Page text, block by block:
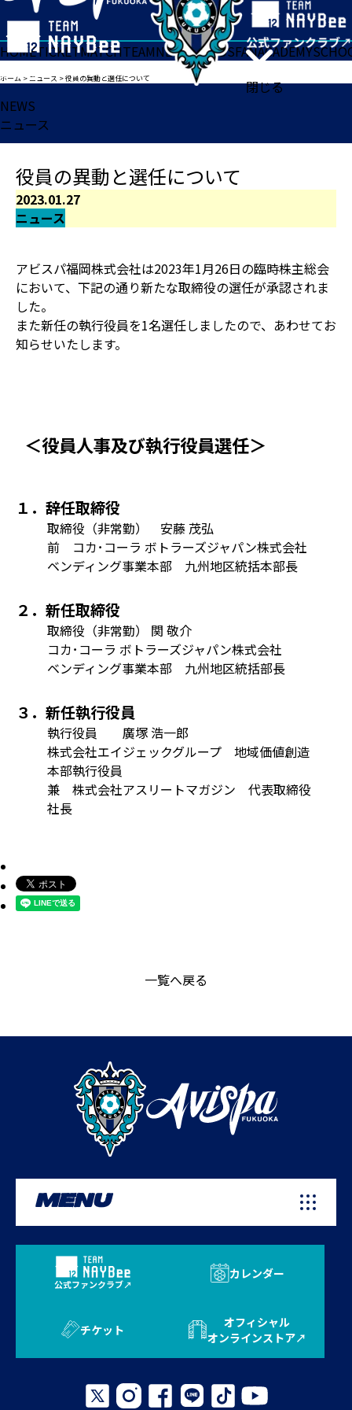
閉じる
HOMETICKETMATCHTEAMNEWSGOODSFANACADEMY
ホーム >ニュース >役員の異動と選任について
NEWS
ニュース
役員の異動と選任について
2023.01.27
ニュース
アビスパ福岡株式会社は2023年1月26日の臨時株主総会
において、下記の通り新たな取締役の選任が承認されま
した。
また新任の執行役員を1名選任しましたので、あわせてお
知らせいたします。
＜役員人事及び執行役員選任＞
１．辞任取締役
取締役（非常勤） 安藤 茂弘
前 コカ･コーラ ボトラーズジャパン株式会社
ベンディング事業本部 九州地区統括本部長
２．新任取締役
取締役（非常勤） 関 敬介
コカ･コーラ ボトラーズジャパン株式会社
ベンディング事業本部 九州地区統括部長
３．新任執行役員
執行役員 廣塚 浩一郎
株式会社エイジェックグループ 地域価値創造
本部執行役員
兼 株式会社アスリートマガジン 代表取締役
社長
一覧へ戻る
MENU
公式ファンクラブ
カレンダー
チケット
オフィシャル
オンラインストア